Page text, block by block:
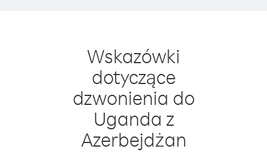
Wskazówki
dotyczące
dzwonienia do
Uganda z
Azerbejdżan